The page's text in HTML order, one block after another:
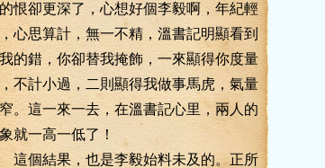
恨卻更深了，心想好個李毅啊，年紀輕
心思算計，無一不精，溫書記明顯看到
的錯，你卻替我掩飾，一來顯得你度量
不計小過，二則顯得我做事馬虎，氣量
。這一來一去，在溫書記心里，兩人的
就一高一低了！
結果，也是李毅始料未及的。正所